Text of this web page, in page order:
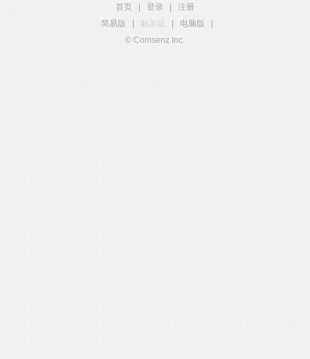
首页 登录
注册
简易版
触屏版 电脑版
© Comsenz Inc.